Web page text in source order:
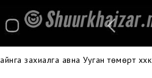
захиалга авна Ууган төмөрт ххк